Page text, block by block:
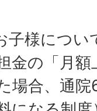
子様につい
金の「月
場合、通